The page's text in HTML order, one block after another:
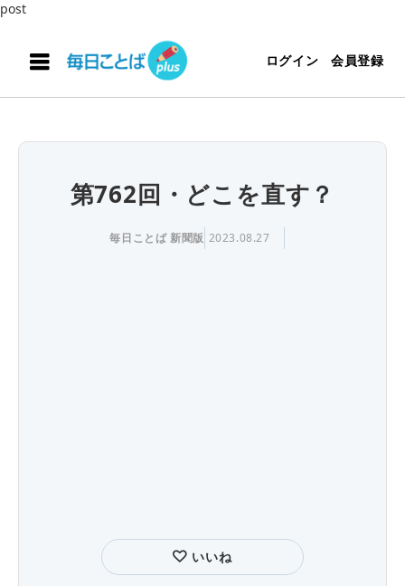
post
ログイン 会員登録
第762回・どこを直す？
毎日ことば 新聞版 2023.08.27
いいね